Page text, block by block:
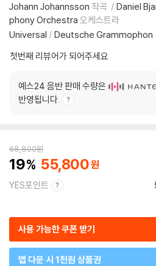
Johann Johannsson 작곡 Daniel
phony Orchestra 오케스트라
Universal / Deutsche Grammophon
첫번째 리뷰어가 되어주세요
예스24 음반 판매 수량은
반영됩니다.
68,800원
19 55,800
YES포인트
사용 가능한 쿠폰 받기
앱 다운 시 1천원 상품권